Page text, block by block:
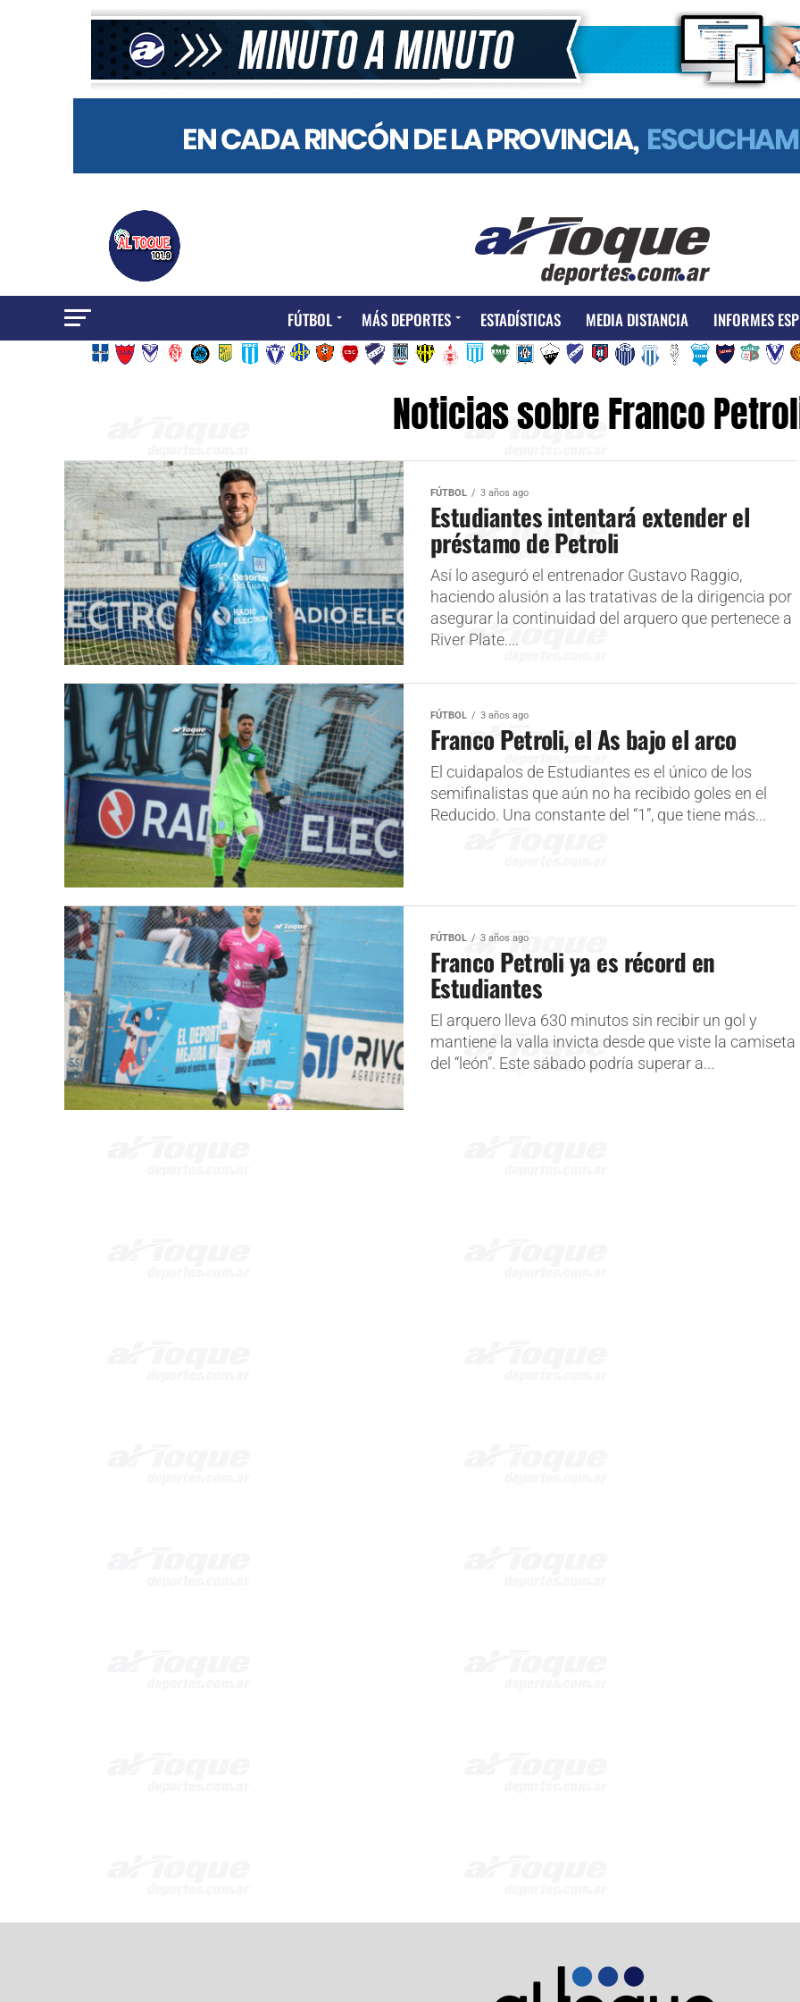
FÚTBOL MÁS DEPORTES ESTADÍSTICAS MEDIA DISTANCIA INFORMES
Noticias sobre Franco
FÚTBOL 3 años ago
Estudiantes intentará extender el
préstamo de Petroli
Así lo aseguró el entrenador Gustavo Raggio,
haciendo alusión a las tratativas de la dirigencia por
asegurar la continuidad del arquero que pertenece a
River Plate....
FÚTBOL 3 años ago
Franco Petroli, el As bajo el arco
El cuidapalos de Estudiantes es el único de los
semifinalistas que aún no ha recibido goles en el
Reducido. Una constante del “1”, que tiene más...
FÚTBOL 3 años ago
Franco Petroli ya es récord en
Estudiantes
El arquero lleva 630 minutos sin recibir un gol y
mantiene la valla invicta desde que viste la camiseta
del “león”. Este sábado podría superar a...